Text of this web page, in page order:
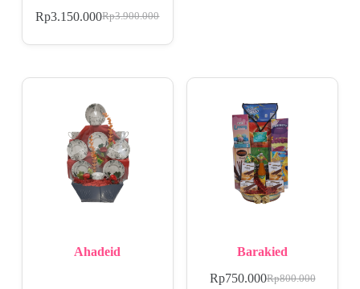
Rp3.900.000
Rp3.150.000
Ahadeid Barakied
Rp800.000
Rp750.000